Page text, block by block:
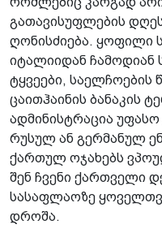
გათავისუფლების
ღონისძიება. ყოფილი
იტალიიდან ჩამოდიან
ტყვეები, საელჩოების
ცაითჰაინის ბანაკის
ადმინისტრაცია
რუსულ ან გერმანულ
ქართულ ოჯახებს
შენ ჩვენი ქართველი
სასაფლაოზე
დროშა.